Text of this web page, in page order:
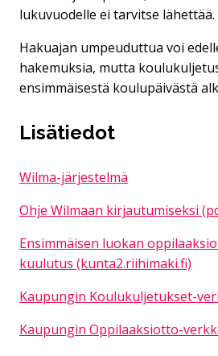
lukuvuodelle ei tarvitse lähettää.
Hakuajan umpeuduttua voi
hakemuksia, mutta
ensimmäisestä koulupäivästä
Lisätiedot
Wilma-järjestelmä
Ohje Wilmaan kirjautumiseksi
Ensimmäisen luokan
kuulutus (kunta2.riihimaki.fi)
Kaupungin Koulukuljetukset-
Kaupungin Oppilaaksiotto-